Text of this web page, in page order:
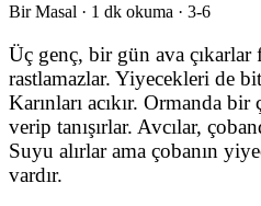
Bir Masal · 1 dk okuma · 3-6
Üç genç, bir gün ava
rastlamazlar. Yiyecekleri de
Karınları acıkır. Ormanda
verip tanışırlar. Avcılar,
Suyu alırlar ama çobanın
vardır.